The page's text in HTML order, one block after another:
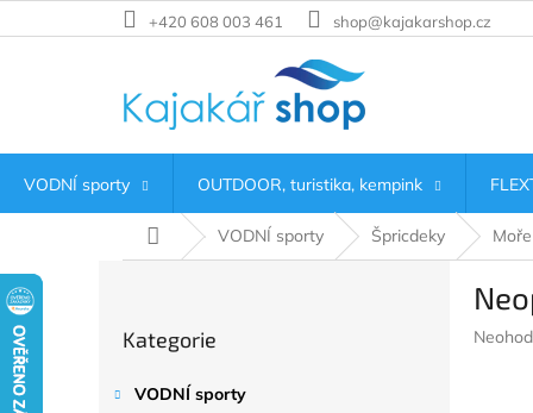
na
+420 608 003 461 shop@kajakarshop.cz
VODNÍ sporty OUTDOOR, turistika, kempink
Domů VODNÍ sporty Špricdeky
kategorie
Kategorie
VODNÍ sporty